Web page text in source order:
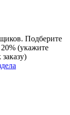
Подберите
(укажите